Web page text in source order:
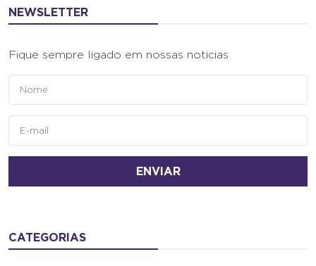
NEWSLETTER
Fique sempre ligado em nossas noticias
ENVIAR
CATEGORIAS